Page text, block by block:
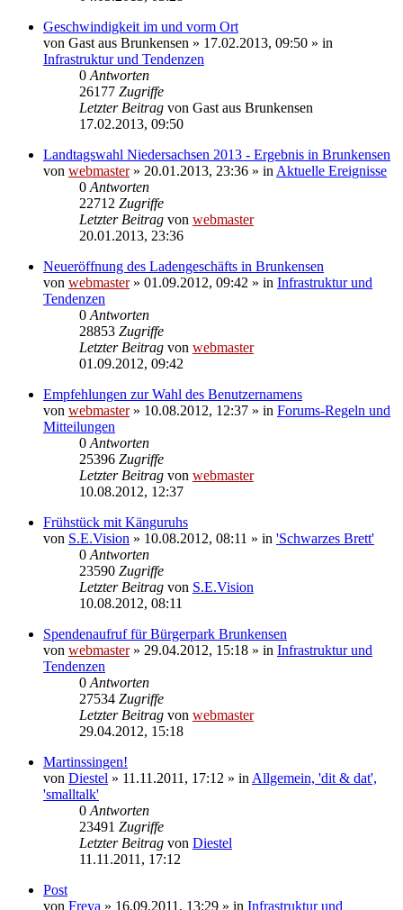
Geschwindigkeit im und vorm Ort
von Gast aus Brunkensen » 17.02.2013, 09:50 » in
Infrastruktur und Tendenzen
0 Antworten
26177 Zugriffe
Letzter Beitrag von Gast aus Brunkensen
17.02.2013, 09:50
Landtagswahl Niedersachsen 2013 - Ergebnis in Brunkensen
von webmaster» 20.01.2013, 23:36 » in Aktuelle Ereignisse
0 Antworten
22712 Zugriffe
Letzter Beitrag von webmaster
20.01.2013, 23:36
Neueröffnung des Ladengeschäfts in Brunkensen
von webmaster» 01.09.2012, 09:42 » in Infrastruktur und
Tendenzen
0 Antworten
28853 Zugriffe
Letzter Beitrag von webmaster
01.09.2012, 09:42
Empfehlungen zur Wahl des Benutzernamens
von webmaster» 10.08.2012, 12:37 » in Forums-Regeln und
Mitteilungen
0 Antworten
25396 Zugriffe
Letzter Beitrag von webmaster
10.08.2012, 12:37
Frühstück mit Känguruhs
von S.E.Vision » 10.08.2012, 08:11 » in 'Schwarzes Brett'
0 Antworten
23590 Zugriffe
Letzter Beitrag von S.E.Vision
10.08.2012, 08:11
Spendenaufruf für Bürgerpark Brunkensen
von webmaster» 29.04.2012, 15:18 » in Infrastruktur und
Tendenzen
0 Antworten
27534 Zugriffe
Letzter Beitrag von webmaster
29.04.2012, 15:18
Martinssingen!
von Diestel » 11.11.2011, 17:12 » in Allgemein, 'dit & dat',
'smalltalk'
0 Antworten
23491 Zugriffe
Letzter Beitrag von Diestel
11.11.2011, 17:12
Post
von Freya » 16.09.2011, 13:29 » in Infrastruktur und